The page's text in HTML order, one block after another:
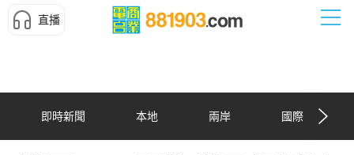
直播
即時新聞 本地 兩岸 國際